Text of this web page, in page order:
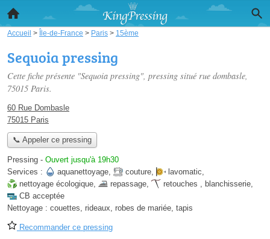
Accueil > Île-de-France > Paris > 15ème
Sequoia pressing
Cette fiche présente "Sequoia pressing", pressing situé rue dombasle,
75015 Paris.
60 Rue Dombasle
75015 Paris
📞 Appeler ce pressing
Pressing - Ouvert jusqu'à 19h30
Services :
aquanettoyage, couture, lavomatic,
nettoyage écologique, repassage, retouches , blanchisserie,
CB acceptée
Nettoyage : couettes, rideaux, robes de mariée, tapis
Recommander ce pressing